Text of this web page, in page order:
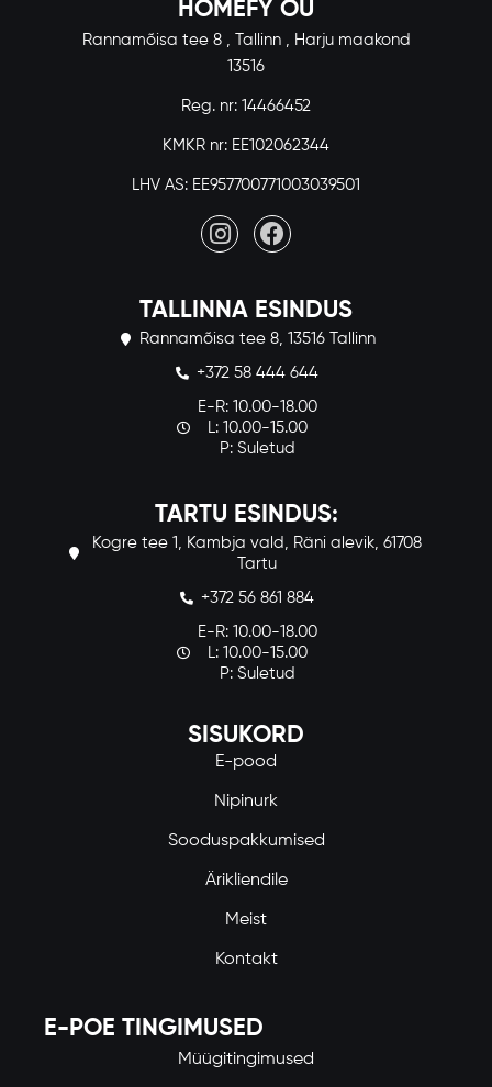
HOMEFY OÜ
Rannamõisa tee 8 , Tallinn , Harju maakond
13516
Reg. nr: 14466452
KMKR nr: EE102062344
LHV AS: EE957700771003039501
TALLINNA ESINDUS
Rannamõisa tee 8, 13516 Tallinn
+372 58 444 644
E-R: 10.00-18.00
L: 10.00-15.00
P: Suletud
TARTU ESINDUS:
Kogre tee 1, Kambja vald, Räni alevik, 61708
Tartu
+372 56 861 884
E-R: 10.00-18.00
L: 10.00-15.00
P: Suletud
SISUKORD
E-pood
Nipinurk
Sooduspakkumised
Ärikliendile
Meist
Kontakt
E-POE TINGIMUSED
Müügitingimused